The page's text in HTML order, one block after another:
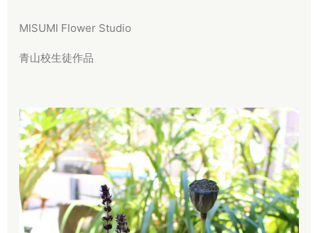
MISUMI Flower Studio
青山校生徒作品